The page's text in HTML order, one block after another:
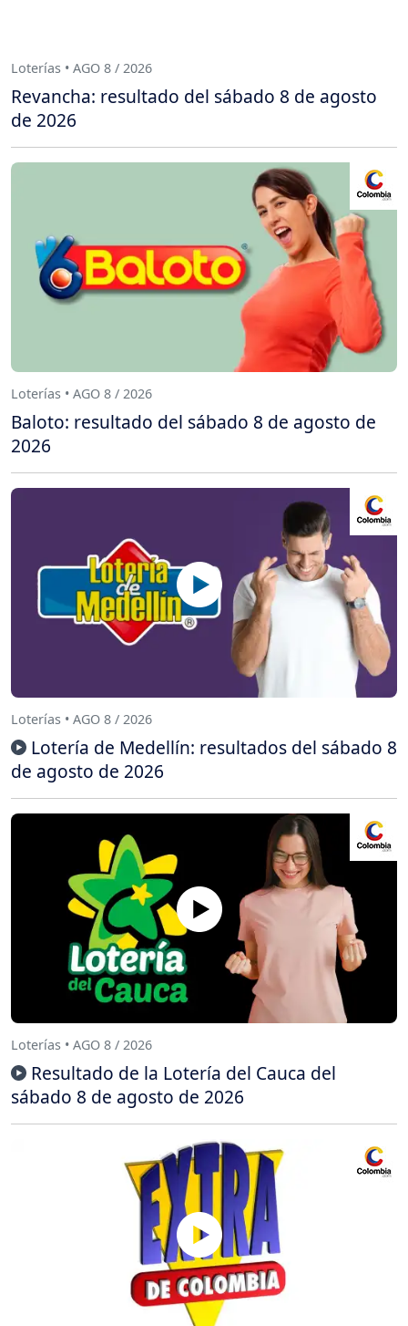
Loterías • AGO 8 / 2026
Revancha: resultado del sábado 8 de agosto
de 2026
Loterías • AGO 8 / 2026
Baloto: resultado del sábado 8 de agosto de
2026
Loterías • AGO 8 / 2026
Lotería de Medellín: resultados del sábado 8
de agosto de 2026
Loterías • AGO 8 / 2026
Resultado de la Lotería del Cauca del
sábado 8 de agosto de 2026